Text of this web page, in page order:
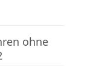
ohne